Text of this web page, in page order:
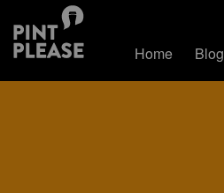
Home Blog